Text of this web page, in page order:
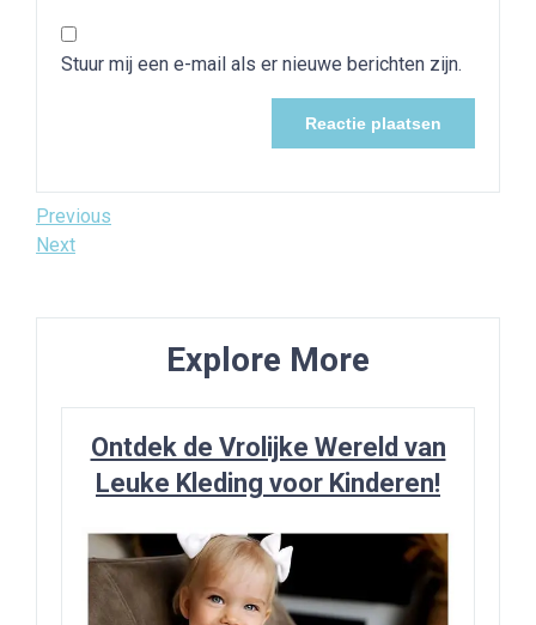
Stuur mij een e-mail als er nieuwe berichten zijn.
Bericht
navigatie
Previous
Post
Previous
Next
Next
Explore More
Ontdek de Vrolijke Wereld van
Leuke Kleding voor Kinderen!